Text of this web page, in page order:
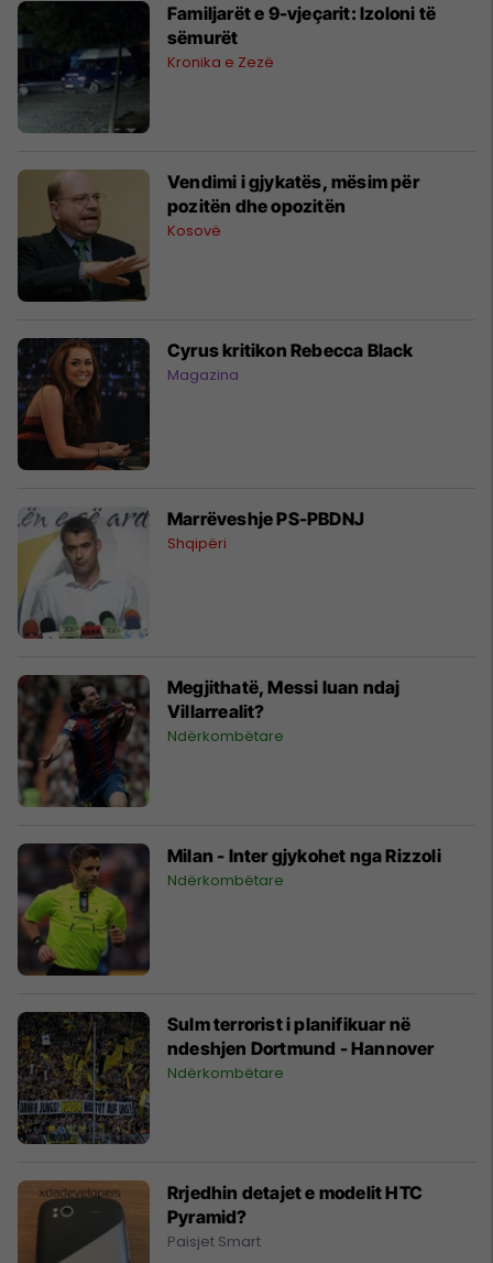
Familjarët e 9-vjeçarit: Izoloni të
sëmurët
Kronika e Zezë
Vendimi i gjykatës, mësim për
pozitën dhe opozitën
Kosovë
Cyrus kritikon Rebecca Black
Magazina
Marrëveshje PS-PBDNJ
Shqipëri
Megjithatë, Messi luan ndaj
Villarrealit?
Ndërkombëtare
Milan - Inter gjykohet nga Rizzoli
Ndërkombëtare
Sulm terrorist i planifikuar në
ndeshjen Dortmund - Hannover
Ndërkombëtare
Rrjedhin detajet e modelit HTC
Pyramid?
Paisjet Smart